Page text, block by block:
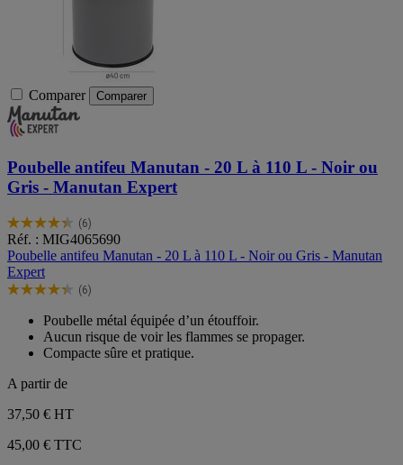
Comparer Comparer
Poubelle antifeu Manutan - 20 L à 110 L - Noir ou
Gris - Manutan Expert
(6)
4.3
sur
5
étoiles.
6
Réf. : MIG4065690
Poubelle antifeu Manutan - 20 L à 110 L - Noir ou Gris - Manutan
Expert
(6)
4.3
étoiles.
avis
Poubelle métal équipée d’un étouffoir.
Aucun risque de voir les flammes se propager.
Compacte sûre et pratique.
A partir de
37,50 € HT
45,00 € TTC